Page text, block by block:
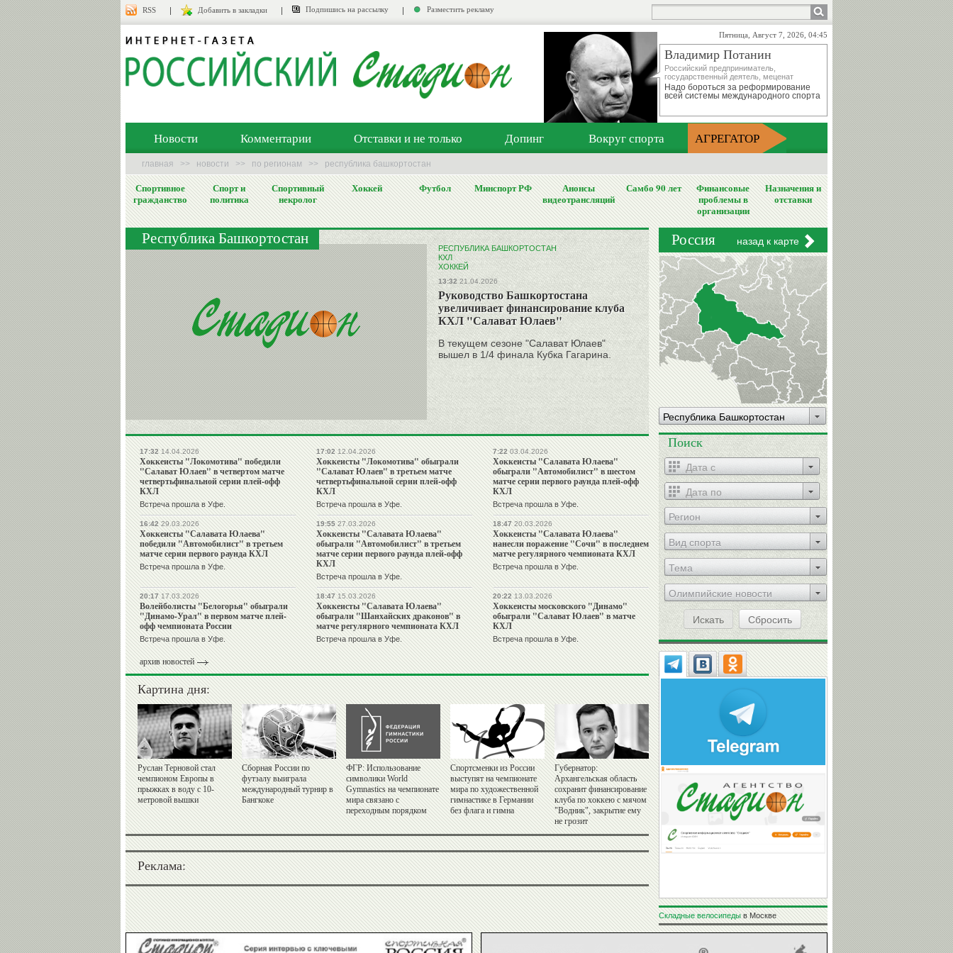
RSS Добавить в закладки Подпишись на рассылку Разместить рекламу
Пятница, Август 7, 2026, 04:45
Владимир Потанин
Российский предприниматель,
государственный деятель, меценат
Надо бороться за реформирование
всей системы международного спорта
Новости Комментарии Отставки и не только Допинг Вокруг спорта АГРЕГАТОР
главная >> новости >> по регионам >> республика башкортостан
Спортивное
гражданство
Спорт и
политика
Спортивный
некролог
Хоккей Футбол Минспорт РФ
Анонсы
видеотрансляций
Самбо 90 лет
Финансовые
проблемы в
организации
Назначения и
отставки
Республика Башкортостан
РЕСПУБЛИКА БАШКОРТОСТАН
КХЛ
ХОККЕЙ
13:32 21.04.2026
Руководство Башкортостана
увеличивает финансирование клуба
КХЛ "Салават Юлаев"
В текущем сезоне "Салават Юлаев"
вышел в 1/4 финала Кубка Гагарина.
17:3214.04.2026
Хоккеисты "Локомотива" победили
"Салават Юлаев" в четвертом матче
четвертьфинальной серии плей-офф
КХЛ
Встреча прошла в Уфе.
17:0212.04.2026
Хоккеисты "Локомотива" обыграли
"Салават Юлаев" в третьем матче
четвертьфинальной серии плей-офф
КХЛ
Встреча прошла в Уфе.
7:2203.04.2026
Хоккеисты "Салавата Юлаева"
обыграли "Автомобилист" в шестом
матче серии первого раунда плей-офф
КХЛ
Встреча прошла в Уфе.
16:4229.03.2026
Хоккеисты "Салавата Юлаева"
победили "Автомобилист" в третьем
матче серии первого раунда КХЛ
Встреча прошла в Уфе.
19:5527.03.2026
Хоккеисты "Салавата Юлаева"
обыграли "Автомобилист" в третьем
матче серии первого раунда плей-офф
КХЛ
Встреча прошла в Уфе.
18:4720.03.2026
Хоккеисты "Салавата Юлаева"
нанесли поражение "Сочи" в последнем
матче регулярного чемпионата КХЛ
Встреча прошла в Уфе.
20:1717.03.2026
Волейболисты "Белогорья" обыграли
"Динамо-Урал" в первом матче плей-
офф чемпионата России
Встреча прошла в Уфе.
18:4715.03.2026
Хоккеисты "Салавата Юлаева"
обыграли "Шанхайских драконов" в
матче регулярного чемпионата КХЛ
Встреча прошла в Уфе.
20:2213.03.2026
Хоккеисты московского "Динамо"
обыграли "Салават Юлаев" в матче
КХЛ
Встреча прошла в Уфе.
архив новостей
Картина дня:
Руслан Терновой стал
чемпионом Европы в
прыжках в воду с 10-
метровой вышки
Сборная России по
футзалу выиграла
международный турнир в
Бангкоке
ФГР: Использование
символики World
Gymnastics на чемпионате
мира связано с
переходным порядком
Спортсменки из России
выступят на чемпионате
мира по художественной
гимнастике в Германии
без флага и гимна
Губернатор:
Архангельская область
сохранит финансирование
клуба по хоккею с мячом
"Водник", закрытие ему
не грозит
Реклама:
Россия назад к карте
Республика Башкортостан
Поиск
Регион
Вид спорта
Тема
Олимпийские новости
Искать
Сбросить
Складные велосипедыв Москве